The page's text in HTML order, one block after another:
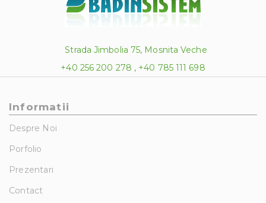
Strada Jimbolia 75, Mosnita Veche
+40 256 200 278 , +40 785 111 698
Informatii
Despre Noi
Porfolio
Prezentari
Contact